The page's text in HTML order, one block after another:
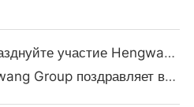
в международной выставке строительной техники в Чанша
вас и ваших близких с наступающим Новым годом!